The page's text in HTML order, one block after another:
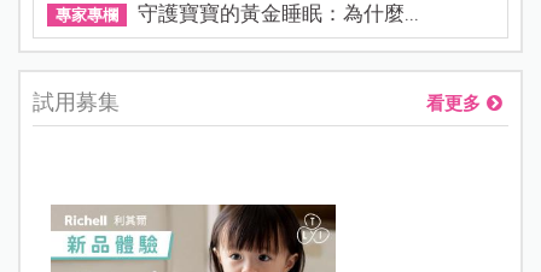
專家專欄 守護寶寶的黃金睡眠：為什麼...
試用募集 看更多